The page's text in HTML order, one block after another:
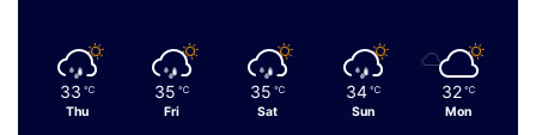
33 ℃
Thu
35 ℃
Fri
35 ℃
Sat
34 ℃
Sun
32 ℃
Mon